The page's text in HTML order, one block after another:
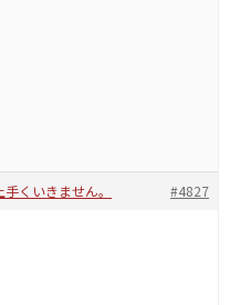
くいきません。 #4827